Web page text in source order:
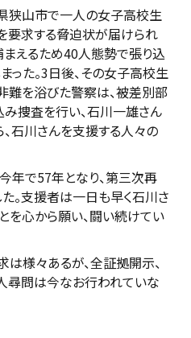
狭山市で一人の女子高校生
要求する脅迫状が届けられ
まえるため40人態勢で張り込
った。3日後、その女子高校生
難を浴びた警察は、被差別部
み捜査を行い、石川一雄さん
石川さんを支援する人々の
年で57年となり、第三次再
。支援者は一日も早く石川さ
を心から願い、闘い続けてい
様々あるが、全証拠開示、
尋問は今なお行われていな